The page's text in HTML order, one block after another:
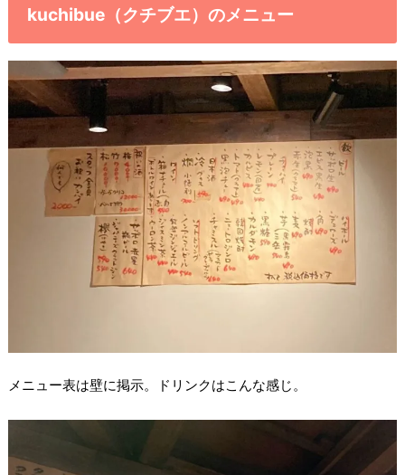
kuchibue（クチブエ）のメニュー
メニュー表は壁に掲示。ドリンクはこんな感じ。